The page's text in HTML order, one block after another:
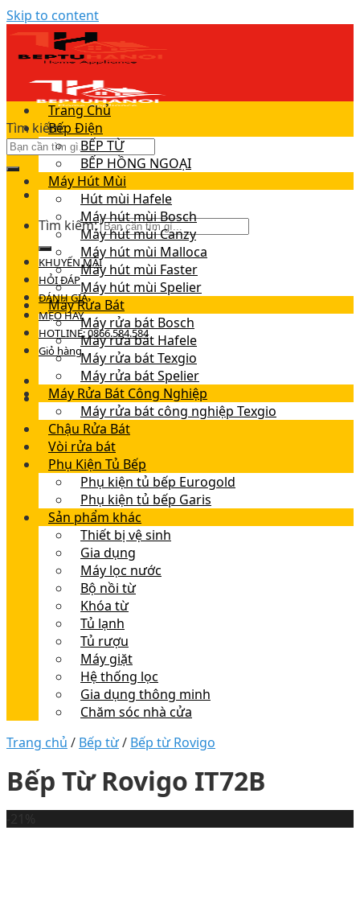
Skip to content
Tìm kiếm:
Tìm kiếm:
KHUYẾN MÃI
HỎI ĐÁP
ĐÁNH GIÁ
MẸO HAY
HOTLINE: 0866.584.584
Giỏ hàng
Trang Chủ
Bếp Điện
BẾP TỪ
BẾP HỒNG NGOẠI
Máy Hút Mùi
Hút mùi Hafele
Máy hút mùi Bosch
Máy hút mùi Canzy
Máy hút mùi Malloca
Máy hút mùi Faster
Máy hút mùi Spelier
Máy Rửa Bát
Máy rửa bát Bosch
Máy rửa bát Hafele
Máy rửa bát Texgio
Máy rửa bát Spelier
Máy Rửa Bát Công Nghiệp
Máy rửa bát công nghiệp Texgio
Chậu Rửa Bát
Vòi rửa bát
Phụ Kiện Tủ Bếp
Phụ kiện tủ bếp Eurogold
Phụ kiện tủ bếp Garis
Sản phẩm khác
Thiết bị vệ sinh
Gia dụng
Máy lọc nước
Bộ nồi từ
Khóa từ
Tủ lạnh
Tủ rượu
Máy giặt
Hệ thống lọc
Gia dụng thông minh
Chăm sóc nhà cửa
Trang chủ / Bếp từ/ Bếp từ Rovigo
Bếp Từ Rovigo IT72B